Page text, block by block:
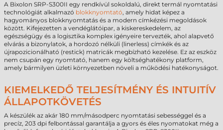
A Bixolon SRP-S300II egy rendkívül sokoldalú, direkt termál nyomtatási
technológiát alkalmazó blokknyomtató, amely hidat képez a
hagyományos blokknyomtatás és a modern címkézési megoldások
között. Kifejezetten a vendéglátóipar, a kiskereskedelem, az
egészségügy és a logisztika komplex igényeire tervezték, ahol alapvető
elvárás a bizonylatok, a hordozó nélküli (linerless) címkék és az
újrapozicionálható (restick) matricák megbízható kezelése. Ez az eszköz
nem csupán egy nyomtató, hanem egy költséghatékony platform,
amely bármilyen üzleti környezetben növeli a működési hatékonyságot.
KIEMELKEDŐ TELJESÍTMÉNY ÉS INTUITÍV
ÁLLAPOTKÖVETÉS
A készülék az akár 180 mm/másodperc nyomtatási sebességgel és a
precíz, 203 dpi felbontással garantálja a gyors és éles nyomatokat még a